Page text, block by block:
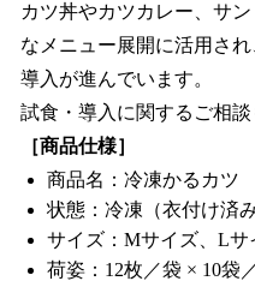
カツ丼やカツカレー、サ
なメニュー展開に活用さ
導入が進んでいます。
試食・導入に関するご相談
［商品仕様］
商品名：冷凍かるカツ
状態：冷凍（衣付け済
サイズ：Mサイズ、Lサ
荷姿：12枚／袋 × 10袋